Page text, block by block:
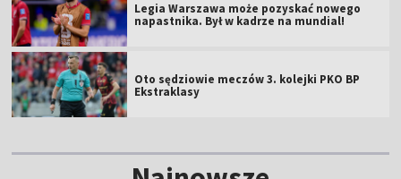
Legia Warszawa może pozyskać nowego
napastnika. Był w kadrze na mundial!
Oto sędziowie meczów 3. kolejki PKO BP
Ekstraklasy